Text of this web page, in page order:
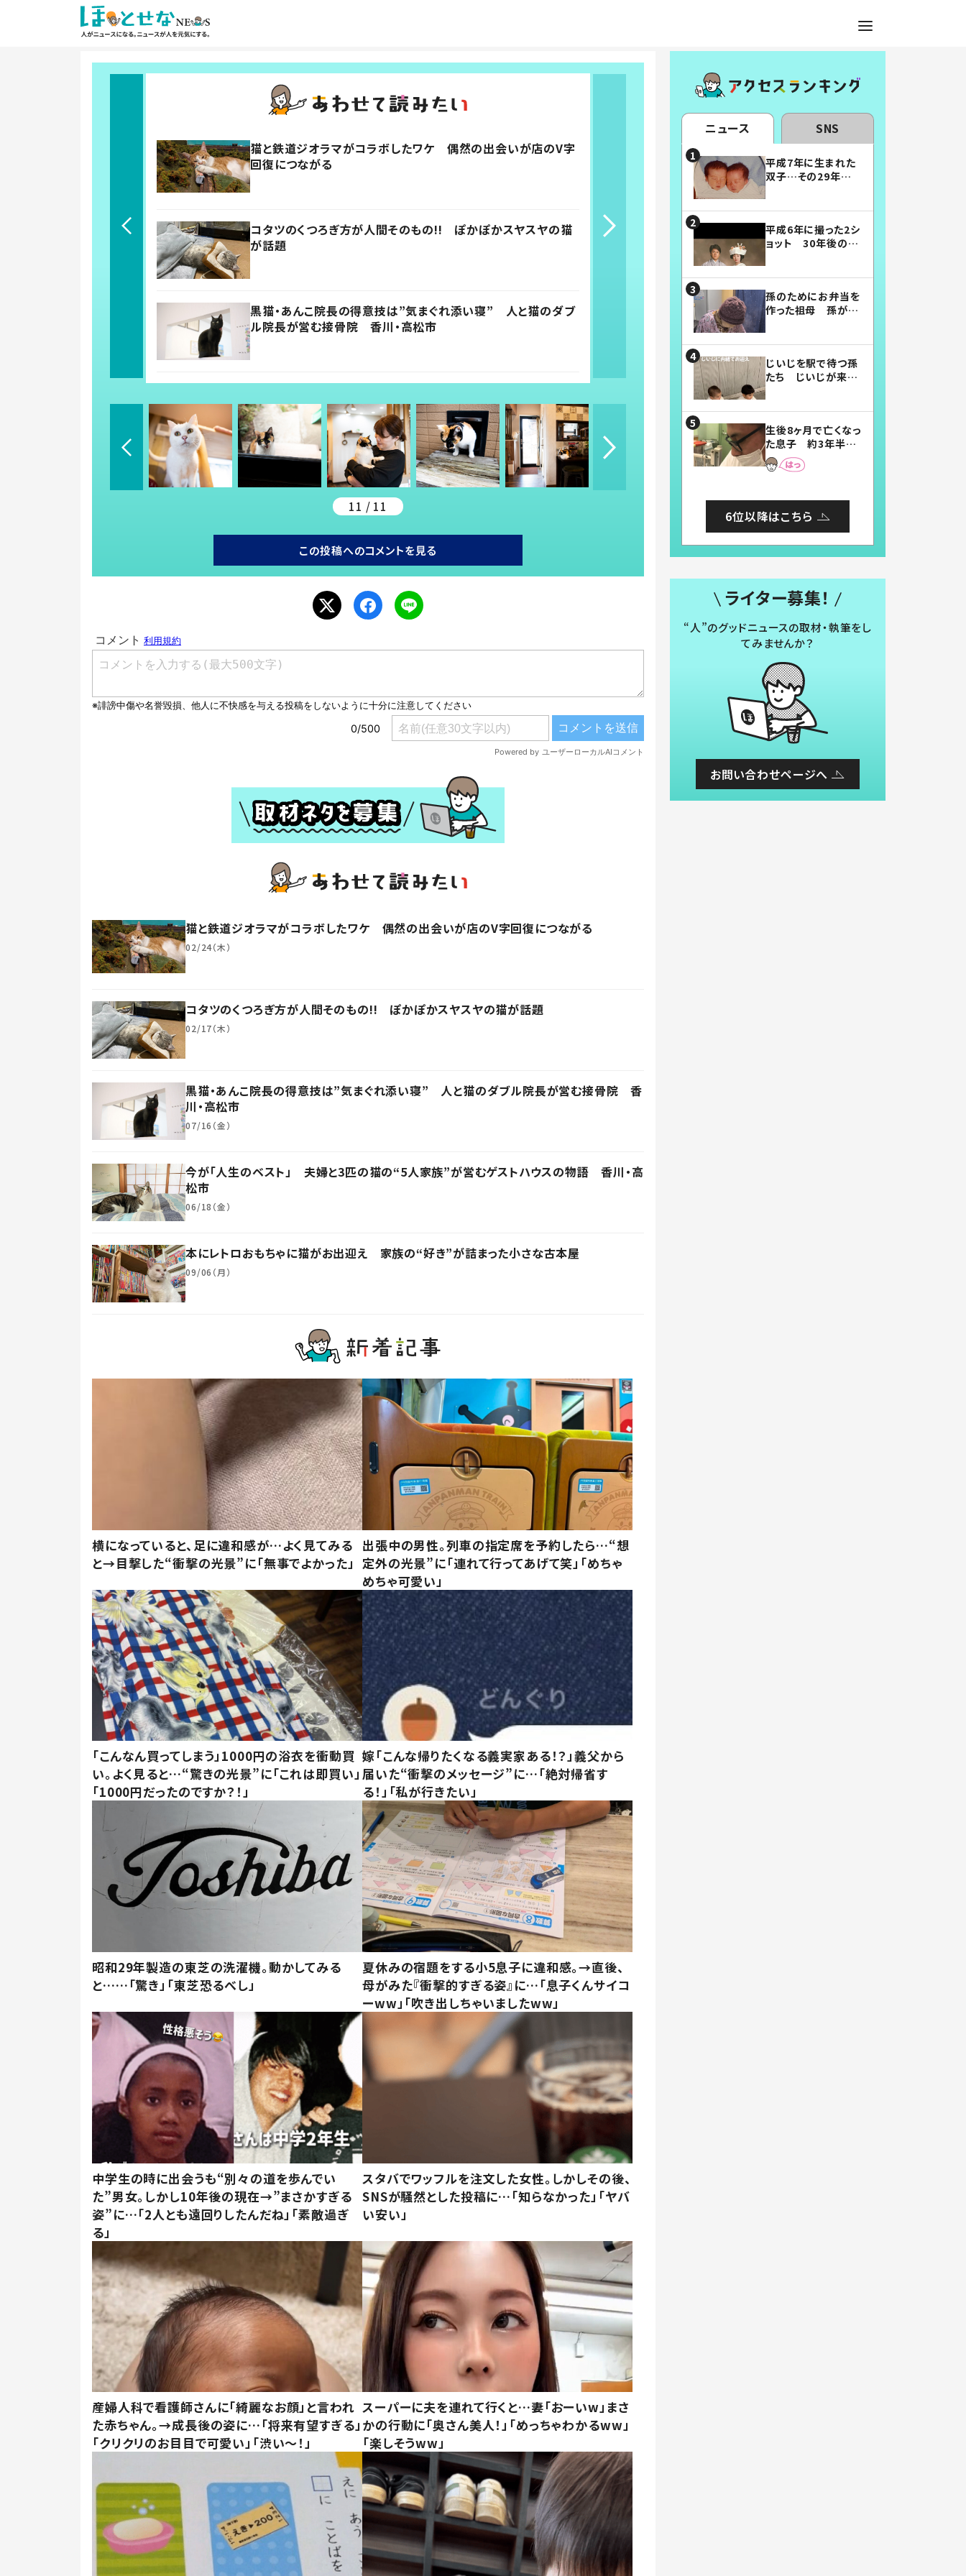
猫と鉄道ジオラマがコラボしたワケ 偶然の出会いが店のV字
回復につながる
コタツのくつろぎ方が人間そのもの!! ぽかぽかスヤスヤの猫
が話題
黒猫・あんこ院長の得意技は”気まぐれ添い寝” 人と猫のダブ
ル院長が営む接骨院 香川・高松市
11 / 11
この投稿へのコメントを見る
猫と鉄道ジオラマがコラボしたワケ 偶然の出会いが店のV字回復につながる
02/24（木）
コタツのくつろぎ方が人間そのもの!! ぽかぽかスヤスヤの猫が話題
02/17（木）
黒猫・あんこ院長の得意技は”気まぐれ添い寝” 人と猫のダブル院長が営む接骨院 香
川・高松市
07/16（金）
今が「人生のベスト」 夫婦と3匹の猫の“5人家族”が営むゲストハウスの物語 香川・高
松市
06/18（金）
本にレトロおもちゃに猫がお出迎え 家族の“好き”が詰まった小さな古本屋
09/06（月）
横になっていると、足に違和感が…よく見てみる
と→目撃した“衝撃の光景”に「無事でよかった」
出張中の男性。列車の指定席を予約したら…“想
定外の光景”に「連れて行ってあげて笑」「めちゃ
めちゃ可愛い」
「こんなん買ってしまう」1000円の浴衣を衝動買
い。よく見ると…“驚きの光景”に「これは即買い」
「1000円だったのですか？！」
嫁「こんな帰りたくなる義実家ある！？」義父から
届いた“衝撃のメッセージ”に…「絶対帰省す
る！」「私が行きたい」
昭和29年製造の東芝の洗濯機。動かしてみる
と……「驚き」「東芝恐るべし」
夏休みの宿題をする小5息子に違和感。→直後、
母がみた『衝撃的すぎる姿』に…「息子くんサイコ
ーww」「吹き出しちゃいましたww」
中学生の時に出会うも“別々の道を歩んでい
た”男女。しかし10年後の現在→”まさかすぎる
姿”に…「2人とも遠回りしたんだね」「素敵過ぎ
る」
スタバでワッフルを注文した女性。しかしその後、
SNSが騒然とした投稿に…「知らなかった」「ヤバ
い安い」
産婦人科で看護師さんに「綺麗なお顔」と言われ
た赤ちゃん。→成長後の姿に…「将来有望すぎる」
「クリクリのお目目で可愛い」「渋い～！」
スーパーに夫を連れて行くと…妻「おーいw」まさ
かの行動に「奥さん美人！」「めっちゃわかるww」
「楽しそうww」
ニュース SNS
平成7年に生まれた
双子…その29年後
平成6年に撮った2シ
ョット 30年後の姿
孫のためにお弁当を
作った祖母 孫が絶
じいじを駅で待つ孫
たち じいじが来た
まらない」「幸せにな
れる」
生後8ヶ月で亡くなっ
た息子 約3年半
後、当時の妻の日記
に書いてあった本音
6位以降はこちら
ライター募集！
“人”のグッドニュースの取材・執筆をし
てみませんか？
お問い合わせページへ